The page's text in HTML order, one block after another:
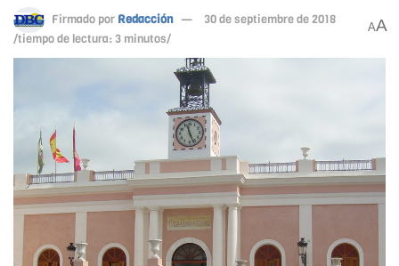
Firmado por Redacción
30 de septiembre de 2018
/tiempo de lectura: 3 minutos/
AA